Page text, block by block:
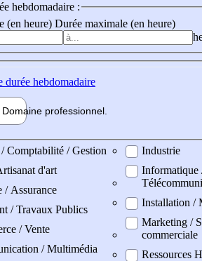
hebdomadaire :
(en heure) Durée maximale (en heure)
hebdomadaire
Domaine professionnel
Comptabilité / Gestion
d'art
/ Assurance
/ Travaux Publics
/ Vente
/ Multimédia
Industrie
Informatique
Installation /
Marketing /
commerciale
Ressources